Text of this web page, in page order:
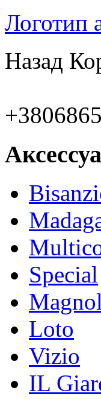
Логотип
Назад
Special
Loto
Vizio
IL